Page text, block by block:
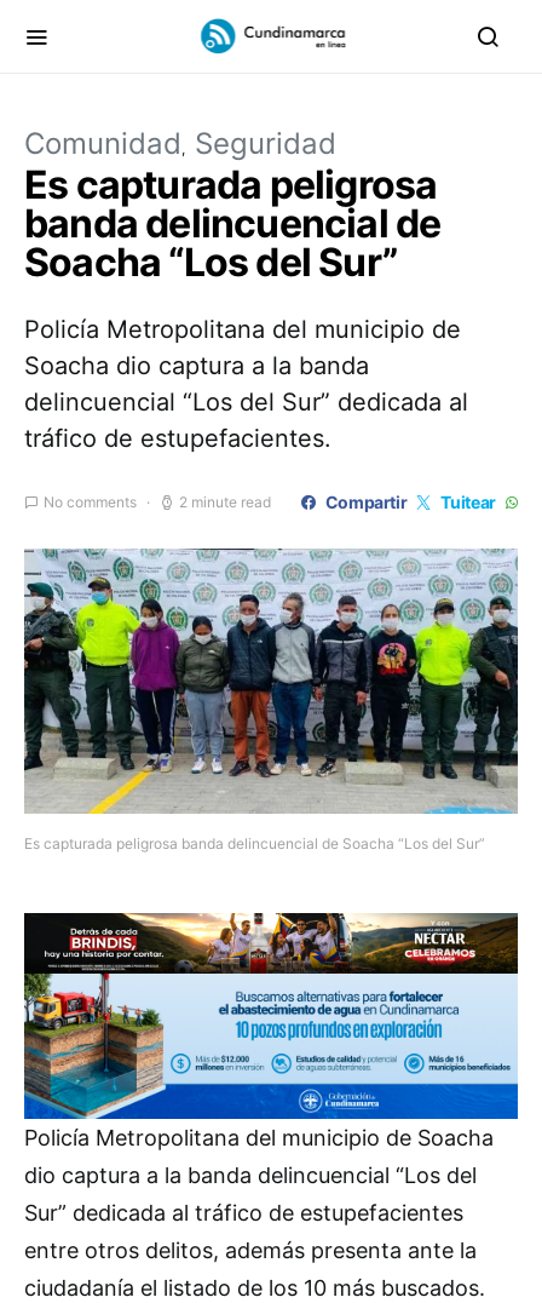
Comunidad Seguridad
Es capturada peligrosa
banda delincuencial de
Soacha “Los del Sur”
Policía Metropolitana del municipio de
Soacha dio captura a la banda
delincuencial “Los del Sur” dedicada al
tráfico de estupefacientes.
No comments 2 minute read Compartir Tuitear
Es capturada peligrosa banda delincuencial de Soacha “Los del Sur”
Policía Metropolitana del municipio de Soacha
dio captura a la banda delincuencial “Los del
Sur” dedicada al tráfico de estupefacientes
entre otros delitos, además presenta ante la
ciudadanía el listado de los 10 más buscados.